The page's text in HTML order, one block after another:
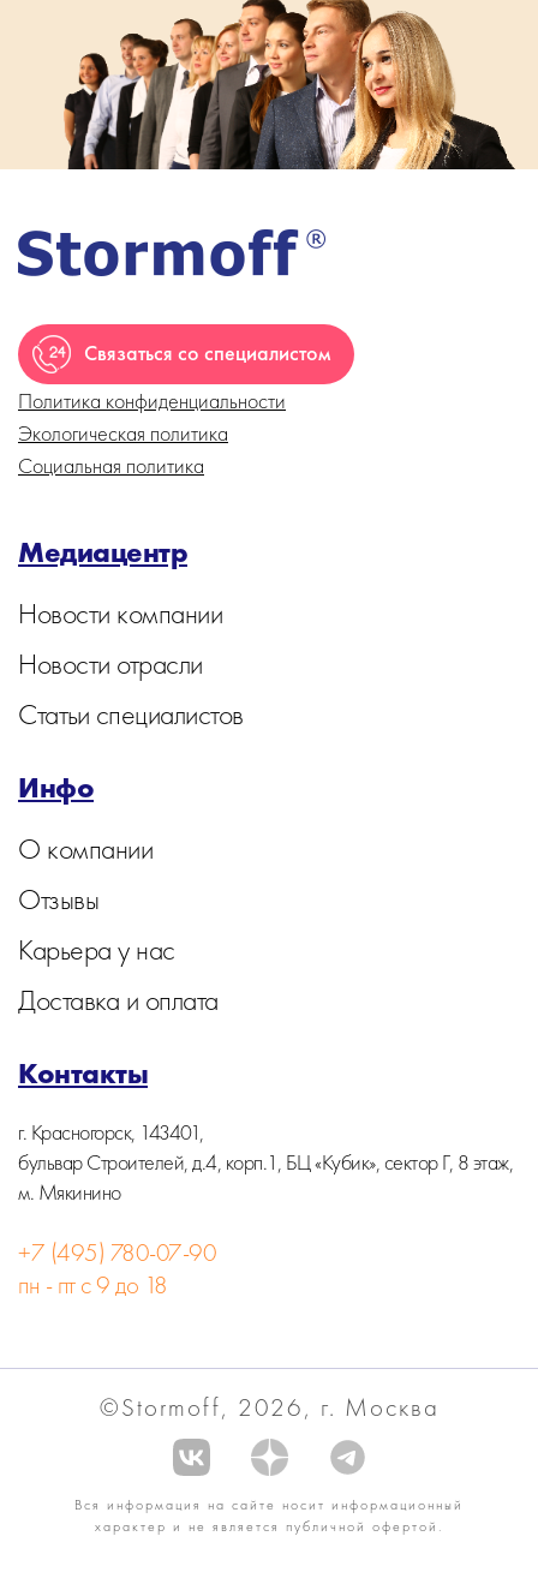
Связаться со специалистом
Политика конфиденциальности
Экологическая политика
Социальная политика
Медиацентр
Новости компании
Новости отрасли
Статьи специалистов
Инфо
О компании
Отзывы
Карьера у нас
Доставка и оплата
Контакты
г. Красногорск, 143401,
бульвар Строителей, д.4, корп.1, БЦ «Кубик», сектор Г, 8 этаж,
м. Мякинино
+7 (495) 780-07-90
пн - пт с 9 до 18
©Stormoff, 2026, г. Москва
Вся информация на сайте носит информационный
характер и не является публичной офертой.